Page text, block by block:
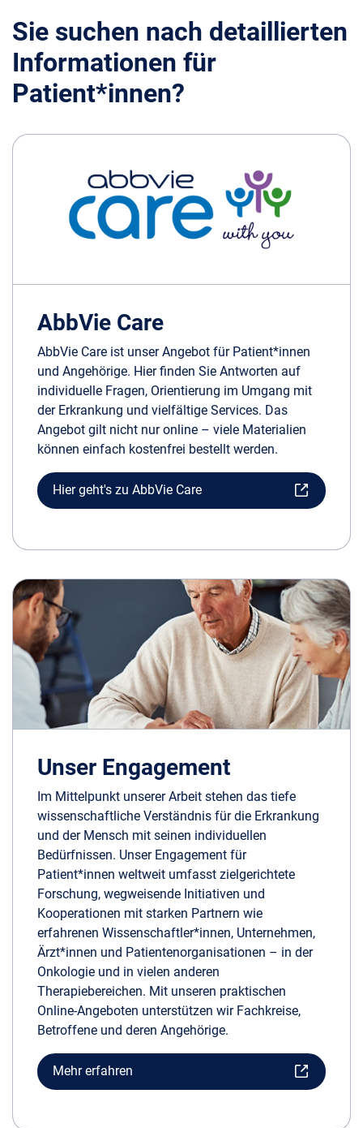
Sie suchen nach detaillierten
Informationen für
Patient*innen?
AbbVie Care
AbbVie Care ist unser Angebot für Patient*innen
und Angehörige. Hier finden Sie Antworten auf
individuelle Fragen, Orientierung im Umgang mit
der Erkrankung und vielfältige Services. Das
Angebot gilt nicht nur online – viele Materialien
können einfach kostenfrei bestellt werden.
Hier geht's zu AbbVie Care
Unser Engagement
Im Mittelpunkt unserer Arbeit stehen das tiefe
wissenschaftliche Verständnis für die Erkrankung
und der Mensch mit seinen individuellen
Bedürfnissen. Unser Engagement für
Patient*innen weltweit umfasst zielgerichtete
Forschung, wegweisende Initiativen und
Kooperationen mit starken Partnern wie
erfahrenen Wissenschaftler*innen, Unternehmen,
Ärzt*innen und Patientenorganisationen – in der
Onkologie und in vielen anderen
Therapiebereichen. Mit unseren praktischen
Online-Angeboten unterstützen wir Fachkreise,
Betroffene und deren Angehörige.
Mehr erfahren